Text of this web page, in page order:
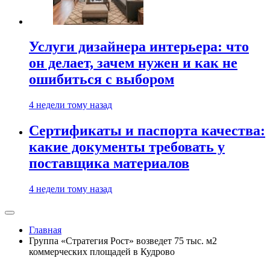
Услуги дизайнера интерьера: что
он делает, зачем нужен и как не
ошибиться с выбором
4 недели тому назад
Сертификаты и паспорта качества:
какие документы требовать у
поставщика материалов
4 недели тому назад
Главная
Группа «Стратегия Рост» возведет 75 тыс. м2
коммерческих площадей в Кудрово